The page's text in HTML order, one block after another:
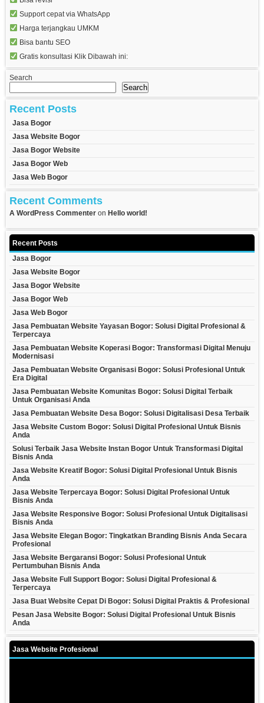
Support cepat via WhatsApp
Harga terjangkau UMKM
Bisa bantu SEO
Gratis konsultasi Klik Dibawah ini:
Search
Search
Recent Posts
Jasa Bogor
Jasa Website Bogor
Jasa Bogor Website
Jasa Bogor Web
Jasa Web Bogor
Recent Comments
A WordPress Commenter on Hello world!
Recent Posts
Jasa Bogor
Jasa Website Bogor
Jasa Bogor Website
Jasa Bogor Web
Jasa Web Bogor
Jasa Pembuatan Website Yayasan Bogor: Solusi Digital Profesional &
Terpercaya
Jasa Pembuatan Website Koperasi Bogor: Transformasi Digital Menuju
Modernisasi
Jasa Pembuatan Website Organisasi Bogor: Solusi Profesional Untuk
Era Digital
Jasa Pembuatan Website Komunitas Bogor: Solusi Digital Terbaik
Untuk Organisasi Anda
Jasa Pembuatan Website Desa Bogor: Solusi Digitalisasi Desa Terbaik
Jasa Website Custom Bogor: Solusi Digital Profesional Untuk Bisnis
Anda
Solusi Terbaik Jasa Website Instan Bogor Untuk Transformasi Digital
Bisnis Anda
Jasa Website Kreatif Bogor: Solusi Digital Profesional Untuk Bisnis
Anda
Jasa Website Terpercaya Bogor: Solusi Digital Profesional Untuk
Bisnis Anda
Jasa Website Responsive Bogor: Solusi Profesional Untuk Digitalisasi
Bisnis Anda
Jasa Website Elegan Bogor: Tingkatkan Branding Bisnis Anda Secara
Profesional
Jasa Website Bergaransi Bogor: Solusi Profesional Untuk
Pertumbuhan Bisnis Anda
Jasa Website Full Support Bogor: Solusi Digital Profesional &
Terpercaya
Jasa Buat Website Cepat Di Bogor: Solusi Digital Praktis & Profesional
Pesan Jasa Website Bogor: Solusi Digital Profesional Untuk Bisnis
Anda
Jasa Website Profesional